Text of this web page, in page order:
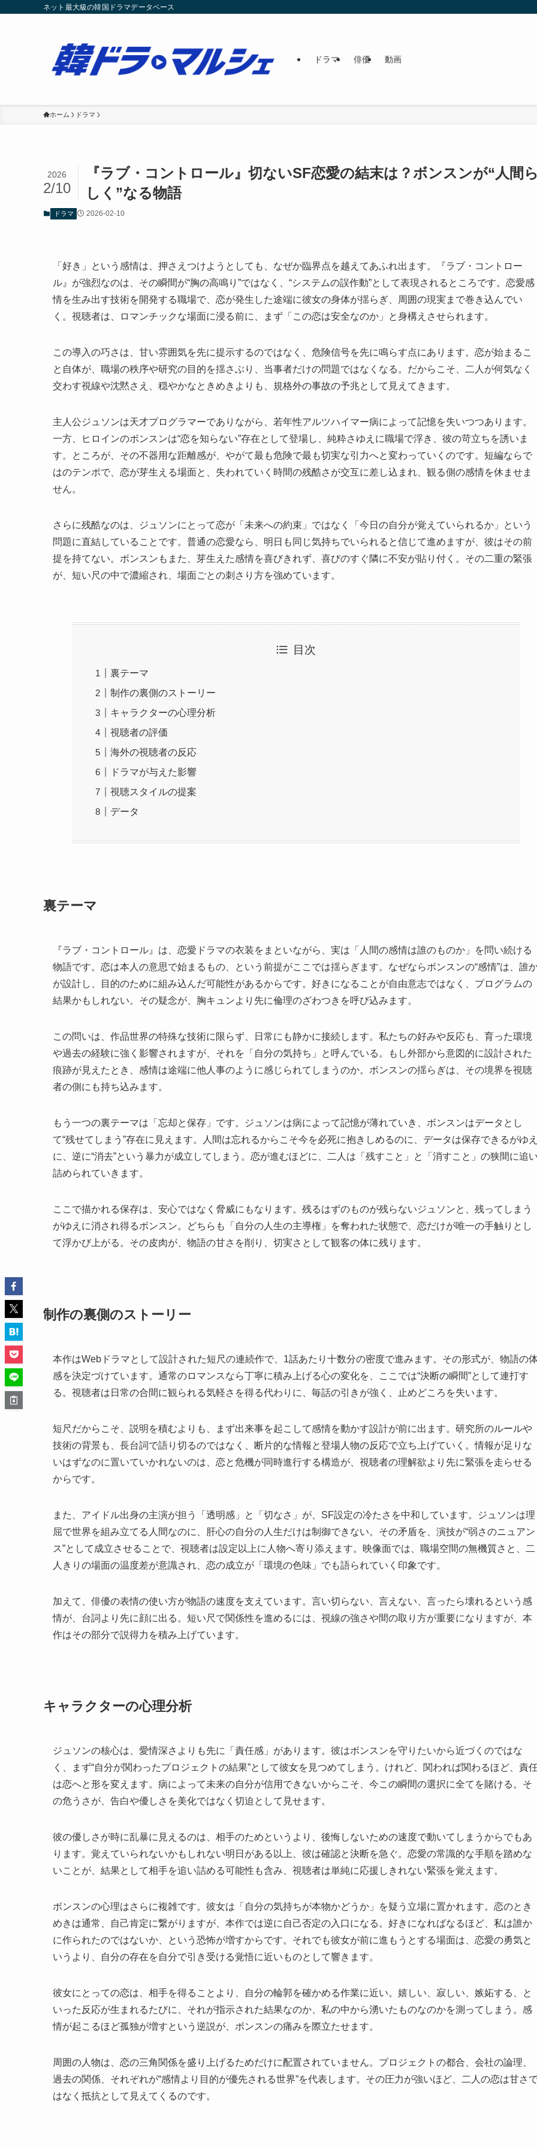
ネット最大級の韓国ドラマデータベース
ドラマ 俳優 動画
ホーム ドラマ
『ラブ・コントロール』切ないSF恋愛の結末は？ボンスンが“人間
しく”なる物語
2026
2/10
ドラマ 2026-02-10
「好き」という感情は、押さえつけようとしても、なぜか臨界点を越えてあふれ出ます。『ラブ・コントロー
ル』が強烈なのは、その瞬間が“胸の高鳴り”ではなく、“システムの誤作動”として表現されるところです。恋愛感
情を生み出す技術を開発する職場で、恋が発生した途端に彼女の身体が揺らぎ、周囲の現実まで巻き込んでい
く。視聴者は、ロマンチックな場面に浸る前に、まず「この恋は安全なのか」と身構えさせられます。
この導入の巧さは、甘い雰囲気を先に提示するのではなく、危険信号を先に鳴らす点にあります。恋が始まるこ
と自体が、職場の秩序や研究の目的を揺さぶり、当事者だけの問題ではなくなる。だからこそ、二人が何気なく
交わす視線や沈黙さえ、穏やかなときめきよりも、規格外の事故の予兆として見えてきます。
主人公ジュソンは天才プログラマーでありながら、若年性アルツハイマー病によって記憶を失いつつあります。
一方、ヒロインのボンスンは“恋を知らない”存在として登場し、純粋さゆえに職場で浮き、彼の苛立ちを誘いま
す。ところが、その不器用な距離感が、やがて最も危険で最も切実な引力へと変わっていくのです。短編ならで
はのテンポで、恋が芽生える場面と、失われていく時間の残酷さが交互に差し込まれ、観る側の感情を休ませま
せん。
さらに残酷なのは、ジュソンにとって恋が「未来への約束」ではなく「今日の自分が覚えていられるか」という
問題に直結していることです。普通の恋愛なら、明日も同じ気持ちでいられると信じて進めますが、彼はその前
提を持てない。ボンスンもまた、芽生えた感情を喜びきれず、喜びのすぐ隣に不安が貼り付く。その二重の緊張
が、短い尺の中で濃縮され、場面ごとの刺さり方を強めています。
目次
裏テーマ
制作の裏側のストーリー
キャラクターの心理分析
視聴者の評価
海外の視聴者の反応
ドラマが与えた影響
視聴スタイルの提案
データ
裏テーマ
『ラブ・コントロール』は、恋愛ドラマの衣装をまといながら、実は「人間の感情は誰のものか」を問い続ける
物語です。恋は本人の意思で始まるもの、という前提がここでは揺らぎます。なぜならボンスンの“感情”は、誰
が設計し、目的のために組み込んだ可能性があるからです。好きになることが自由意志ではなく、プログラムの
結果かもしれない。その疑念が、胸キュンより先に倫理のざわつきを呼び込みます。
この問いは、作品世界の特殊な技術に限らず、日常にも静かに接続します。私たちの好みや反応も、育った環境
や過去の経験に強く影響されますが、それを「自分の気持ち」と呼んでいる。もし外部から意図的に設計された
痕跡が見えたとき、感情は途端に他人事のように感じられてしまうのか。ボンスンの揺らぎは、その境界を視聴
者の側にも持ち込みます。
もう一つの裏テーマは「忘却と保存」です。ジュソンは病によって記憶が薄れていき、ボンスンはデータとし
て“残せてしまう”存在に見えます。人間は忘れるからこそ今を必死に抱きしめるのに、データは保存できるがゆ
に、逆に“消去”という暴力が成立してしまう。恋が進むほどに、二人は「残すこと」と「消すこと」の狭間に追
詰められていきます。
ここで描かれる保存は、安心ではなく脅威にもなります。残るはずのものが残らないジュソンと、残ってしまう
がゆえに消され得るボンスン。どちらも「自分の人生の主導権」を奪われた状態で、恋だけが唯一の手触りとし
て浮かび上がる。その皮肉が、物語の甘さを削り、切実さとして観客の体に残ります。
制作の裏側のストーリー
本作はWebドラマとして設計された短尺の連続作で、1話あたり十数分の密度で進みます。その形式が、物語の
感を決定づけています。通常のロマンスなら丁寧に積み上げる心の変化を、ここでは“決断の瞬間”として連打す
る。視聴者は日常の合間に観られる気軽さを得る代わりに、毎話の引きが強く、止めどころを失います。
短尺だからこそ、説明を積むよりも、まず出来事を起こして感情を動かす設計が前に出ます。研究所のルールや
技術の背景も、長台詞で語り切るのではなく、断片的な情報と登場人物の反応で立ち上げていく。情報が足りな
いはずなのに置いていかれないのは、恋と危機が同時進行する構造が、視聴者の理解欲より先に緊張を走らせる
からです。
また、アイドル出身の主演が担う「透明感」と「切なさ」が、SF設定の冷たさを中和しています。ジュソンは理
屈で世界を組み立てる人間なのに、肝心の自分の人生だけは制御できない。その矛盾を、演技が“弱さのニュアン
ス”として成立させることで、視聴者は設定以上に人物へ寄り添えます。映像面では、職場空間の無機質さと、二
人きりの場面の温度差が意識され、恋の成立が「環境の色味」でも語られていく印象です。
加えて、俳優の表情の使い方が物語の速度を支えています。言い切らない、言えない、言ったら壊れるという感
情が、台詞より先に顔に出る。短い尺で関係性を進めるには、視線の強さや間の取り方が重要になりますが、本
作はその部分で説得力を積み上げています。
キャラクターの心理分析
ジュソンの核心は、愛情深さよりも先に「責任感」があります。彼はボンスンを守りたいから近づくのではな
く、まず“自分が関わったプロジェクトの結果”として彼女を見つめてしまう。けれど、関われば関わるほど、責
は恋へと形を変えます。病によって未来の自分が信用できないからこそ、今この瞬間の選択に全てを賭ける。そ
の危うさが、告白や優しさを美化ではなく切迫として見せます。
彼の優しさが時に乱暴に見えるのは、相手のためというより、後悔しないための速度で動いてしまうからでもあ
ります。覚えていられないかもしれない明日がある以上、彼は確認と決断を急ぐ。恋愛の常識的な手順を踏めな
いことが、結果として相手を追い詰める可能性も含み、視聴者は単純に応援しきれない緊張を覚えます。
ボンスンの心理はさらに複雑です。彼女は「自分の気持ちが本物かどうか」を疑う立場に置かれます。恋のとき
めきは通常、自己肯定に繋がりますが、本作では逆に自己否定の入口になる。好きになればなるほど、私は誰か
に作られたのではないか、という恐怖が増すからです。それでも彼女が前に進もうとする場面は、恋愛の勇気と
いうより、自分の存在を自分で引き受ける覚悟に近いものとして響きます。
彼女にとっての恋は、相手を得ることより、自分の輪郭を確かめる作業に近い。嬉しい、寂しい、嫉妬する、と
いった反応が生まれるたびに、それが指示された結果なのか、私の中から湧いたものなのかを測ってしまう。感
情が起こるほど孤独が増すという逆説が、ボンスンの痛みを際立たせます。
周囲の人物は、恋の三角関係を盛り上げるためだけに配置されていません。プロジェクトの都合、会社の論理、
過去の関係、それぞれが“感情より目的が優先される世界”を代表します。その圧力が強いほど、二人の恋は甘さ
はなく抵抗として見えてくるのです。